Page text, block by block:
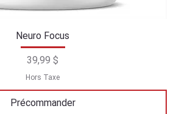
Neuro Focus
Prix
39,99 $
Hors Taxe
Précommander